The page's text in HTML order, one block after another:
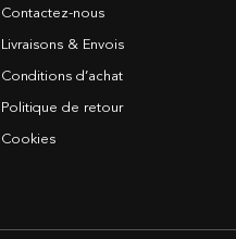
Contactez-nous
Livraisons & Envois
Conditions d’achat
Politique de retour
Cookies